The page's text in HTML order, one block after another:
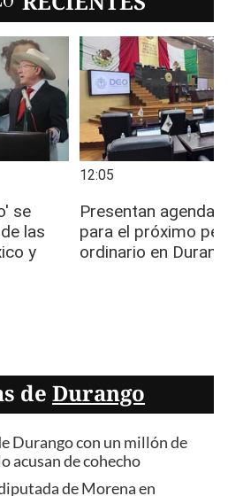
de Durango
Durango con un millón de
acusan de cohecho
de Morena en